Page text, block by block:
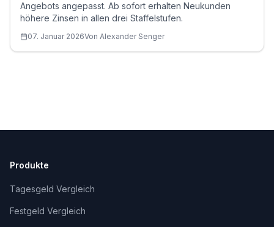
Angebots angepasst. Ab sofort erhalten Neukunden
höhere Zinsen in allen drei Staffelstufen.
07. Januar 2026Von Alexander Senger
Produkte
Tagesgeld Vergleich
Festgeld Vergleich